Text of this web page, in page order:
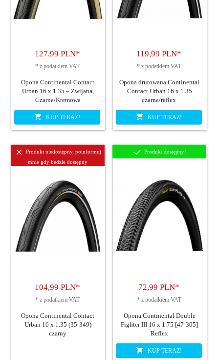
127,99 PLN*
* z podatkiem VAT
Opona Continental Contact
Urban 16 x 1.35 – Zwijana,
Czarna/Kremowa
KUP TERAZ!
119,99 PLN*
* z podatkiem VAT
Opona drutowana Continental
Contact Urban 16 x 1.35
czarna/reflex
KUP TERAZ!
Produkt niedostępny, poinformuj
mnie gdy będzie dostępny
104,99 PLN*
* z podatkiem VAT
Opona Continental Contact
Urban 16 x 1.35 (35-349)
czarny
Produkt dostępny!
72,99 PLN*
* z podatkiem VAT
Opona Continental Double
Fighter III 16 x 1.75 [47-305]
Reflex
KUP TERAZ!